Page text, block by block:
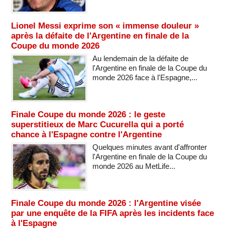
Lionel Messi exprime son « immense douleur »
après la défaite de l'Argentine en finale de la
Coupe du monde 2026
Au lendemain de la défaite de
l'Argentine en finale de la Coupe du
monde 2026 face à l'Espagne,...
Finale Coupe du monde 2026 : le geste
superstitieux de Marc Cucurella qui a porté
chance à l'Espagne contre l'Argentine
Quelques minutes avant d'affronter
l'Argentine en finale de la Coupe du
monde 2026 au MetLife...
Finale Coupe du monde 2026 : l'Argentine visée
par une enquête de la FIFA après les incidents face
à l'Espagne